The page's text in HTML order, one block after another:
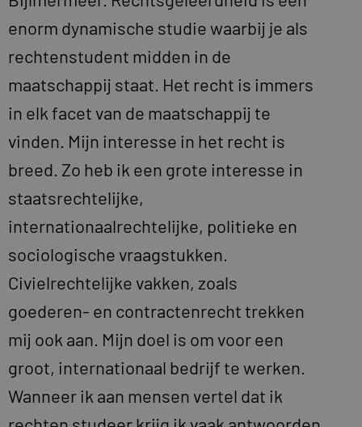
enorm dynamische studie waarbij je als
rechtenstudent midden in de
maatschappij staat. Het recht is immers
in elk facet van de maatschappij te
vinden. Mijn interesse in het recht is
breed. Zo heb ik een grote interesse in
staatsrechtelijke,
internationaalrechtelijke, politieke en
sociologische vraagstukken.
Civielrechtelijke vakken, zoals
goederen- en contractenrecht trekken
mij ook aan. Mijn doel is om voor een
groot, internationaal bedrijf te werken.
Wanneer ik aan mensen vertel dat ik